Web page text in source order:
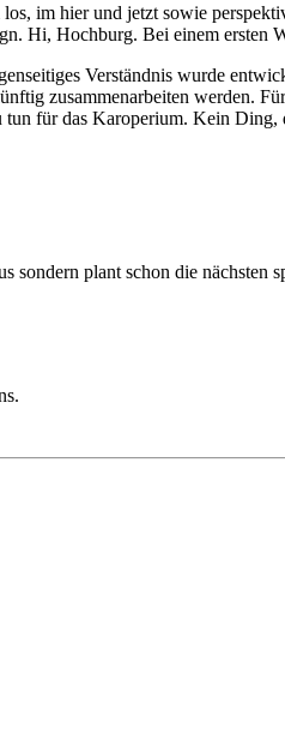
im hier und jetzt sowie
Hi, Hochburg. Bei einem ersten
Verständnis wurde
zusammenarbeiten werden.
für das Karoperium. Kein
sondern plant schon die